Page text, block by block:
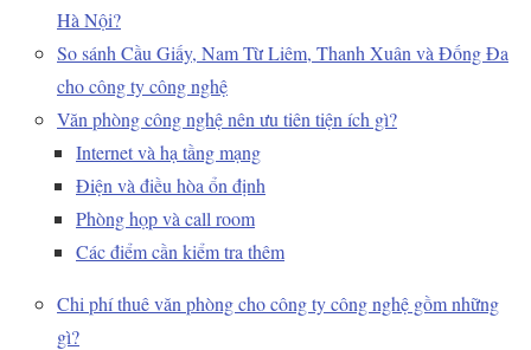
Hà Nội?
So sánh Cầu Giấy, Nam Từ Liêm, Thanh Xuân và Đống Đa
cho công ty công nghệ
Văn phòng công nghệ nên ưu tiên tiện ích gì?
Internet và hạ tầng mạng
Điện và điều hòa ổn định
Phòng họp và call room
Các điểm cần kiểm tra thêm
Chi phí thuê văn phòng cho công ty công nghệ gồm những
gì?